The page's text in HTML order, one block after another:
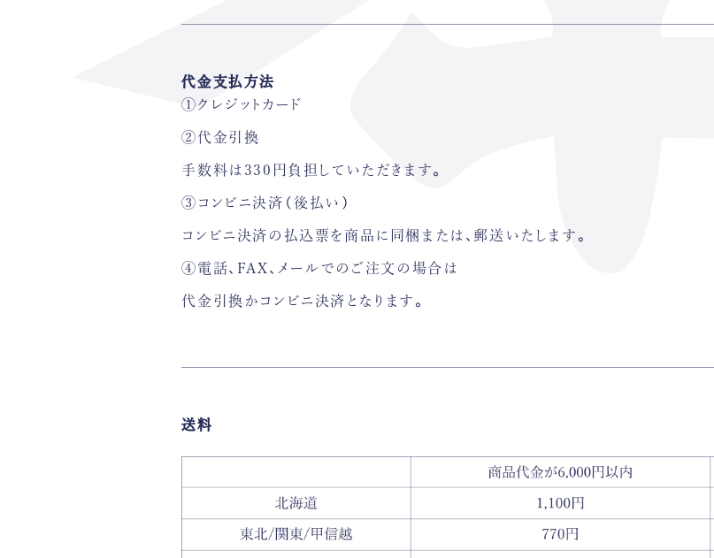
代金支払方法
①クレジットカード
②代金引換
手数料は330円負担していただきます。
③コンビニ決済（後払い）
コンビニ決済の払込票を商品に同梱または、郵送いたします。
④電話、FAX、メールでのご注文の場合は
代金引換かコンビニ決済となります。
送料